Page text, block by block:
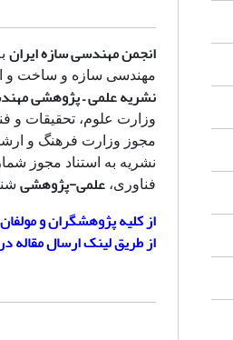
انجمن مهندسی سازه ایران
مهندسی سازه و ساخت و
نشریه علمی –پژوهشی
فناوری، علمی-پژوهشی
از کلیه پژوهشگران و
از طریق لینک ارسال مقاله